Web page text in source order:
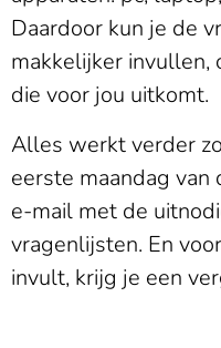
Daardoor kun je de
makkelijker invullen,
die voor jou uitkomt.
Alles werkt verder
eerste maandag van
e-mail met de
vragenlijsten. En
invult, krijg je een